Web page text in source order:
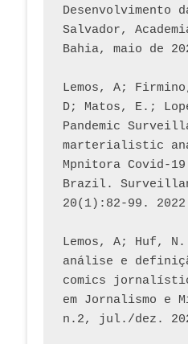
Desenvolvimento
Salvador,
Bahia, maio de
Lemos, A;
D; Matos, E.;
Pandemic
marterialistic
Mpnitora Covid-
Brazil.
20(1):82-99.
Lemos, A; Huf,
análise e
comics
em Jornalismo e
n.2, jul./dez.